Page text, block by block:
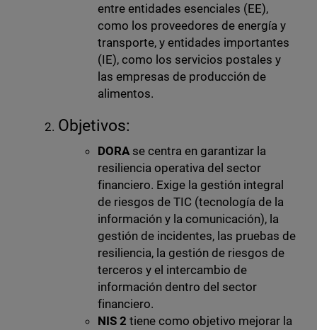
entre entidades esenciales (EE),
como los proveedores de energía y
transporte, y entidades importantes
(IE), como los servicios postales y
las empresas de producción de
alimentos.
Objetivos:
DORAse centra en garantizar la
resiliencia operativa del sector
financiero. Exige la gestión integral
de riesgos de TIC (tecnología de la
información y la comunicación), la
gestión de incidentes, las pruebas de
resiliencia, la gestión de riesgos de
terceros y el intercambio de
información dentro del sector
financiero.
NIS 2 tiene como objetivo mejorar la